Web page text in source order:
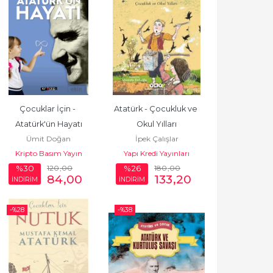
Çocuklar İçin -
Atatürk'ün Hayatı
Ümit Doğan
Kripto Basım Yayın
%30
İNDİRİM
120,00
84,00
Atatürk - Çocukluk ve
Okul Yılları
İpek Çalışlar
Yapı Kredi Yayınları
%26
İNDİRİM
180,00
133,20
-%28 -%38